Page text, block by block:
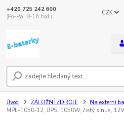
CZK
+420 725 242 600
(Po-Pá, 8-16 hod.)
Úvod ZÁLOŽNÍ ZDROJE Na externí
MPL-1050-12, UPS, 1050W, čistý sinus,